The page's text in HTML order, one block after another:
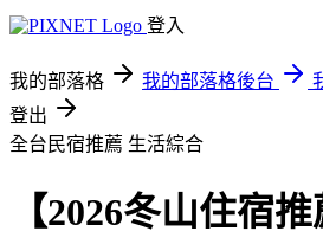
登入
我的部落格 我的部落格後台
登出
全台民宿推薦 生活綜合
【2026冬山住宿